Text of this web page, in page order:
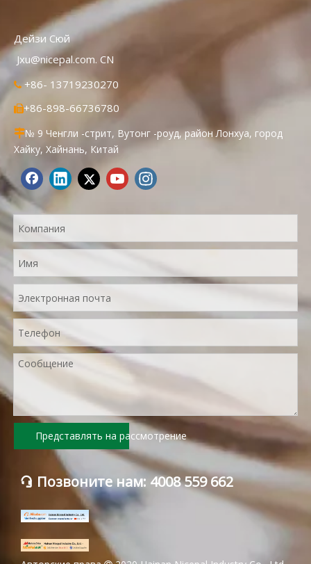
Дейзи Сюй
Jxu@nicepal.com. CN
 +86- 13719230270
+86-898-66736780
№ 9 Ченгли -стрит, Вутонг -роуд, район Лонхуа, город
Хайку, Хайнань, Китай
Представлять на рассмотрение
 Позвоните нам: 4008 559 662